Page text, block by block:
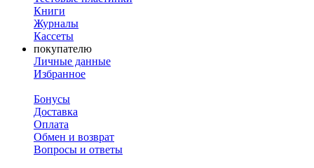
Книги
Журналы
Кассеты
покупателю
Личные данные
Избранное
Бонусы
Доставка
Оплата
Обмен и возврат
Вопросы и ответы